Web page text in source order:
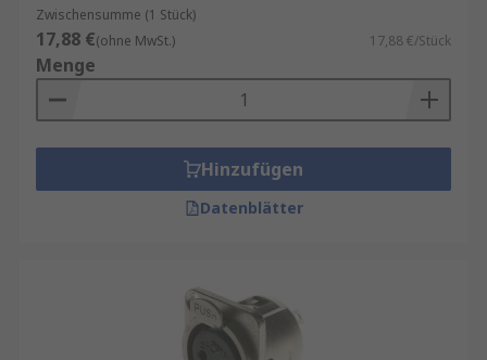
Zwischensumme (1 Stück)
17,88 €(ohne MwSt.) 17,88 €/Stück
Menge
Hinzufügen
Datenblätter